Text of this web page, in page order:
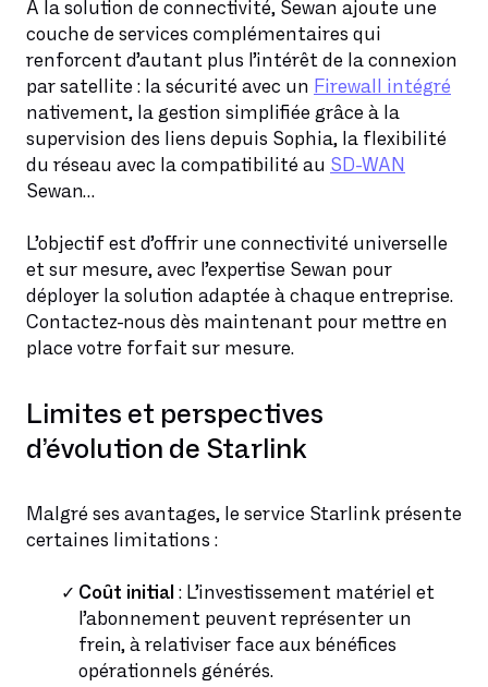
A la solution de connectivité, Sewan ajoute une
couche de services complémentaires qui
renforcent d’autant plus l’intérêt de la connexion
par satellite : la sécurité avec un Firewall intégré
nativement, la gestion simplifiée grâce à la
supervision des liens depuis Sophia, la flexibilité
du réseau avec la compatibilité au SD-WAN
Sewan…
L’objectif est d’offrir une connectivité universelle
et sur mesure, avec l’expertise Sewan pour
déployer la solution adaptée à chaque entreprise.
Contactez-nous dès maintenant pour mettre en
place votre forfait sur mesure.
Limites et perspectives
d’évolution de Starlink
Malgré ses avantages, le service Starlink présente
certaines limitations :
Coût initial : L’investissement matériel et
l’abonnement peuvent représenter un
frein, à relativiser face aux bénéfices
opérationnels générés.